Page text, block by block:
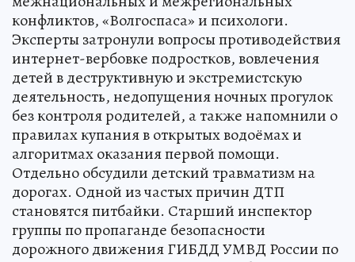
конфликтов, «Волгоспаса» и психологи.
Эксперты затронули вопросы противодействия
интернет-вербовке подростков, вовлечения
детей в деструктивную и экстремистскую
деятельность, недопущения ночных прогулок
без контроля родителей, а также напомнили о
правилах купания в открытых водоёмах и
алгоритмах оказания первой помощи.
Отдельно обсудили детский травматизм на
дорогах. Одной из частых причин ДТП
становятся питбайки. Старший инспектор
группы по пропаганде безопасности
дорожного движения ГИБДД УМВД России по